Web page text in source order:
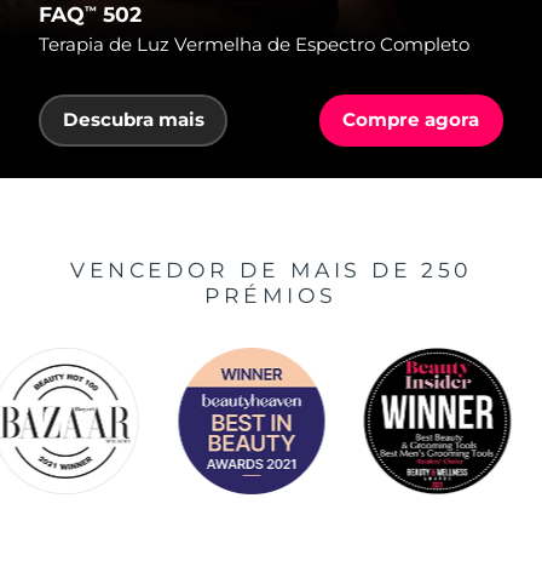
FAQ™ 502
Terapia de Luz Vermelha de Espectro Completo
Descubra mais Compre agora
VENCEDOR DE MAIS DE 250
PRÉMIOS